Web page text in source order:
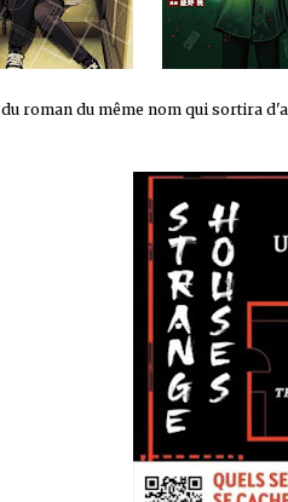
roman du même nom qui sortira